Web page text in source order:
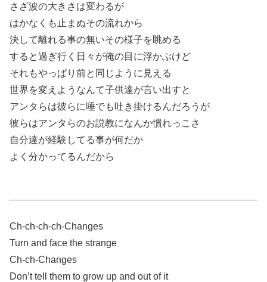
さざ波の大きさは変わるが
はかなくも止まぬその流れから
決して離れる事の無いその様子を眺める
すると過ぎ行く日々が俺の目に浮かぶけど
それもやっぱり前と同じように見える
世界を変えようなんて子供達が言い出すと
アンタらは彼らに唾でも吐き掛けるんだろうが
彼らはアンタらのお説教になんか慣れっこさ
自分達が経験してる事が何だか
よく分かってるんだから
Ch-ch-ch-ch-Changes
Turn and face the strange
Ch-ch-Changes
Don’t tell them to grow up and out of it